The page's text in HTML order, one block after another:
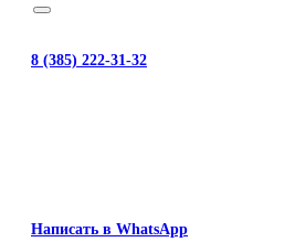
8 (385) 222-31-32
Написать в WhatsApp